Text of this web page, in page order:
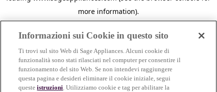
more information).
Informazioni sui Cookie in questo sito
Ti trovi sul sito Web di Sage Appliances. Alcuni cookie di
funzionalità sono stati rilasciati nel computer per consentire il
funzionamento del sito Web. Se non intendevi raggiungere
questa pagina e desideri eliminare il cookie iniziale, segui
questeistruzioni. Utilizziamo cookie e tag per abilitare la